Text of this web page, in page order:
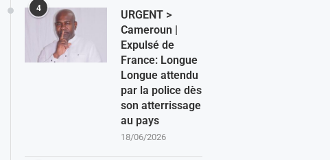
4
URGENT >
Cameroun |
Expulsé de
France: Longue
Longue attendu
par la police dès
son atterrissage
au pays
18/06/2026